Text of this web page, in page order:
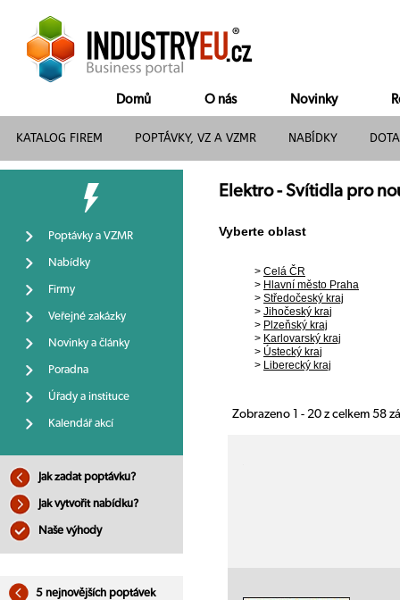
Domů O nás Novinky
KATALOG FIREM POPTÁVKY, VZ A VZMR NABÍDKY
Poptávky a VZMR
Nabídky
Firmy
Veřejné zakázky
Novinky a články
Poradna
Úřady a instituce
Kalendář akcí
Jak zadat poptávku?
Jak vytvořit nabídku?
Naše výhody
5 nejnovějších poptávek
Elektro - Svítidla pro
Vyberte oblast
> Celá ČR
> Hlavní město Praha
> Středočeský kraj
> Jihočeský kraj
> Plzeňský kraj
> Karlovarský kraj
> Ústecký kraj
> Liberecký kraj
Zobrazeno 1 - 20 z celkem 58